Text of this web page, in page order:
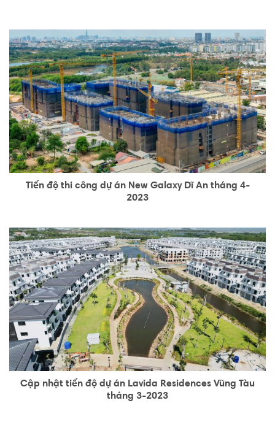
Tiến độ thi công dự án New Galaxy Dĩ An tháng 4-
2023
Cập nhật tiến độ dự án Lavida Residences Vũng Tàu
tháng 3-2023